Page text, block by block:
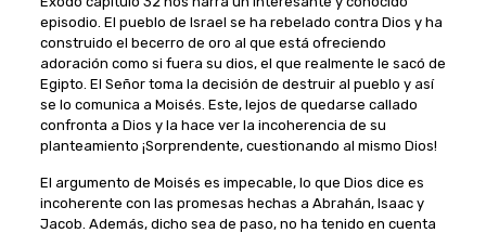
episodio. El pueblo de Israel se ha rebelado contra Dios y ha
construido el becerro de oro al que está ofreciendo
adoración como si fuera su dios, el que realmente le sacó de
Egipto. El Señor toma la decisión de destruir al pueblo y así
se lo comunica a Moisés. Este, lejos de quedarse callado
confronta a Dios y la hace ver la incoherencia de su
planteamiento ¡Sorprendente, cuestionando al mismo Dios!
El argumento de Moisés es impecable, lo que Dios dice es
incoherente con las promesas hechas a Abrahán, Isaac y
Jacob. Además, dicho sea de paso, no ha tenido en cuenta